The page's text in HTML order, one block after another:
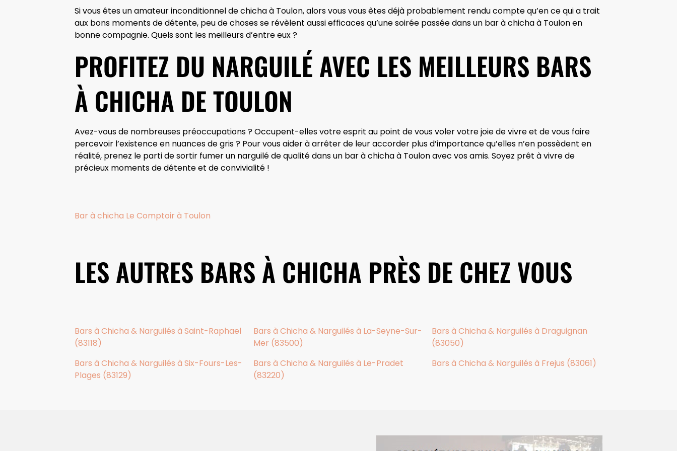
Si vous êtes un amateur inconditionnel de chicha à Toulon, alors vous vous êtes déjà probablement rendu compte qu’en ce qui a trait
aux bons moments de détente, peu de choses se révèlent aussi efficaces qu’une soirée passée dans un bar à chicha à Toulon en
bonne compagnie. Quels sont les meilleurs d’entre eux ?
PROFITEZ DU NARGUILÉ AVEC LES MEILLEURS BARS
À CHICHA DE TOULON
Avez-vous de nombreuses préoccupations ? Occupent-elles votre esprit au point de vous voler votre joie de vivre et de vous faire
percevoir l’existence en nuances de gris ? Pour vous aider à arrêter de leur accorder plus d’importance qu’elles n’en possèdent en
réalité, prenez le parti de sortir fumer un narguilé de qualité dans un bar à chicha à Toulon avec vos amis. Soyez prêt à vivre de
précieux moments de détente et de convivialité !
Bar à chicha Le Comptoir à Toulon
LES AUTRES BARS À CHICHA PRÈS DE CHEZ VOUS
Bars à Chicha & Narguilés à Saint-Raphael
(83118)
Bars à Chicha & Narguilés à Six-Fours-Les-
Plages (83129)
Bars à Chicha & Narguilés à La-Seyne-Sur-
Mer (83500)
Bars à Chicha & Narguilés à Le-Pradet
(83220)
Bars à Chicha & Narguilés à Draguignan
(83050)
Bars à Chicha & Narguilés à Frejus (83061)